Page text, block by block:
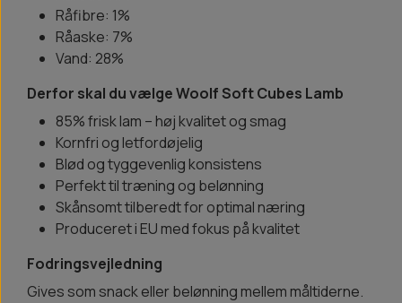
Råfibre: 1%
Råaske: 7%
Vand: 28%
Derfor skal du vælge Woolf Soft Cubes Lamb
85% frisk lam – høj kvalitet og smag
Kornfri og letfordøjelig
Blød og tyggevenlig konsistens
Perfekt til træning og belønning
Skånsomt tilberedt for optimal næring
Produceret i EU med fokus på kvalitet
Fodringsvejledning
Gives som snack eller belønning mellem måltiderne.